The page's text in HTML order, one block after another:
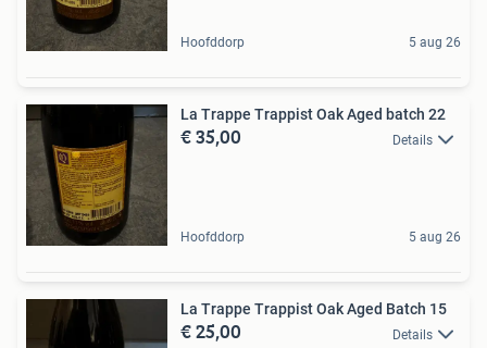
Hoofddorp 5 aug 26
La Trappe Trappist Oak Aged batch 22
€ 35,00 Details
Hoofddorp 5 aug 26
La Trappe Trappist Oak Aged Batch 15
€ 25,00 Details